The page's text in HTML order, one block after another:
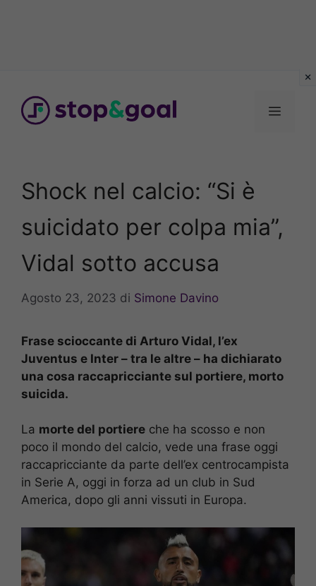
contenuto
Menu
Shock nel calcio: “Si è
suicidato per colpa mia”,
Vidal sotto accusa
Agosto 23, 2023 di Simone Davino
Frase scioccante di Arturo Vidal, l’ex
Juventus e Inter – tra le altre – ha dichiarato
una cosa raccapricciante sul portiere, morto
suicida.
La morte del portiere che ha scosso e non
poco il mondo del calcio, vede una frase oggi
raccapricciante da parte dell’ex centrocampista
in Serie A, oggi in forza ad un club in Sud
America, dopo gli anni vissuti in Europa.